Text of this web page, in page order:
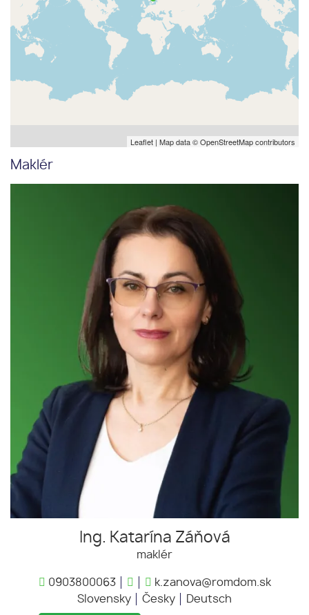
Leaflet | Map data ©OpenStreetMapcontributors
Maklér
Ing. Katarína Záňová
maklér
0903800063
k.zanova@romdom.sk
Slovensky
Česky Deutsch